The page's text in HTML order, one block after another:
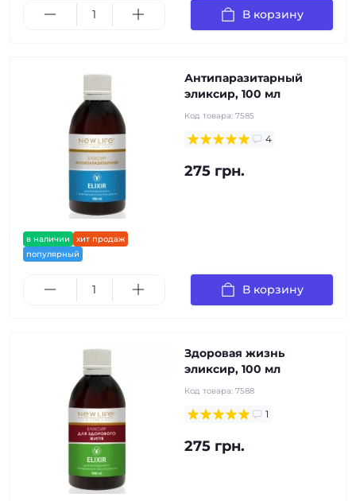
В корзину
в наличии
хит продаж
популярный
Антипаразитарный
эликсир, 100 мл
Код товара: 7585
4
275 грн.
В корзину
Здоровая жизнь
эликсир, 100 мл
Код товара: 7588
1
275 грн.